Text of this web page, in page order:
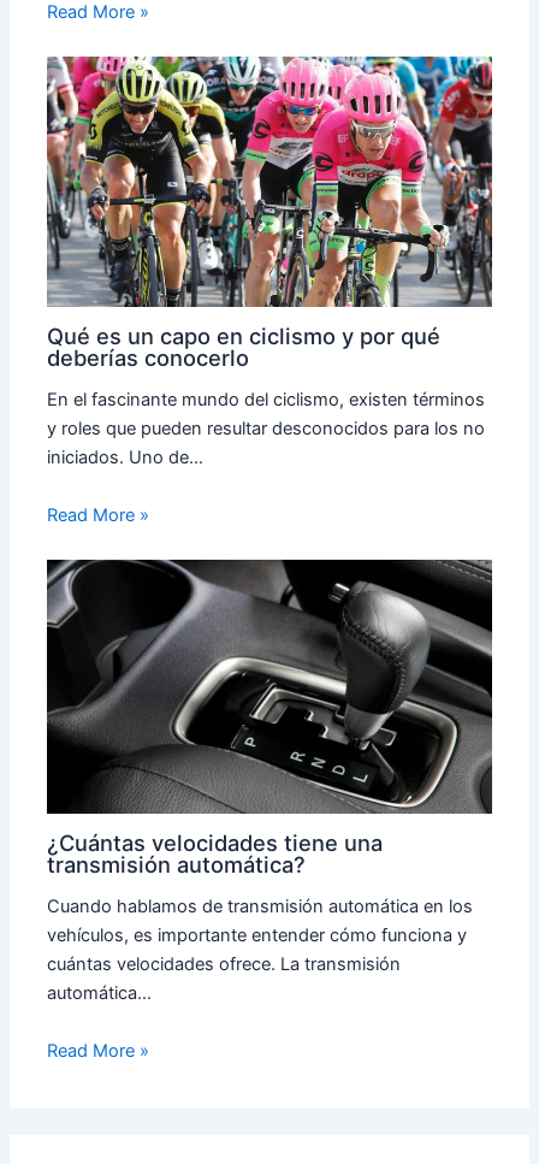
Read More »
Qué es un capo en ciclismo y por qué
deberías conocerlo
En el fascinante mundo del ciclismo, existen términos
y roles que pueden resultar desconocidos para los no
iniciados. Uno de…
Read More »
¿Cuántas velocidades tiene una
transmisión automática?
Cuando hablamos de transmisión automática en los
vehículos, es importante entender cómo funciona y
cuántas velocidades ofrece. La transmisión
automática…
Read More »